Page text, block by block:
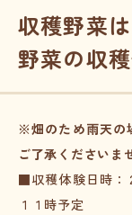
収穫野菜
野菜の収
※畑のため雨天の
ご了承くださいませ
■収穫体験日時：
１１時予定